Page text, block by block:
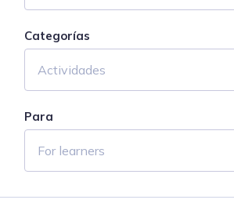
Categorías
Actividades
Para
For learners